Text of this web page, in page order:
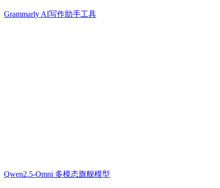
Grammarly AI写作助手工具
Qwen2.5-Omni 多模态旗舰模型